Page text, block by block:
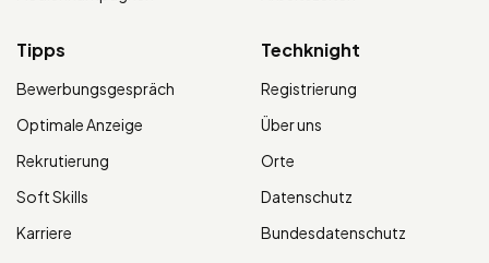
Tipps
Bewerbungsgespräch
Optimale Anzeige
Rekrutierung
Soft Skills
Karriere
Techknight
Registrierung
Über uns
Orte
Datenschutz
Bundesdatenschutz